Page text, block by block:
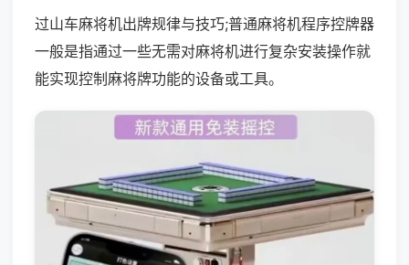
过山车麻将机出牌规律与技巧;普通麻将机程序控牌器
一般是指通过一些无需对麻将机进行复杂安装操作就
能实现控制麻将牌功能的设备或工具。